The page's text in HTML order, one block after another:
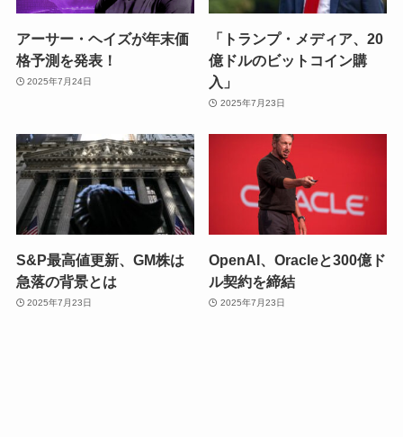
アーサー・ヘイズが年末価
格予測を発表！
2025年7月24日
「トランプ・メディア、20
億ドルのビットコイン購
入」
2025年7月23日
S&P最高値更新、GM株は
急落の背景とは
2025年7月23日
OpenAI、Oracleと300億ド
ル契約を締結
2025年7月23日